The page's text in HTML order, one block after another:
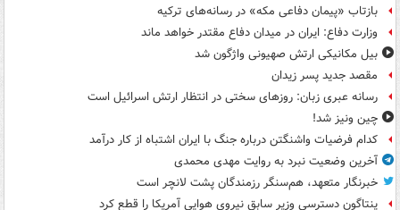
بازتاب «پیمان دفاعی مکه» در رسانه‌های ترکیه
وزارت دفاع: ایران در میدان دفاع مقتدر خواهد ماند
بیل مکانیکی ارتش صهیونی واژگون شد
مقصد جدید پسر زیدان
رسانه عبری زبان: روزهای سختی در انتظار ارتش اسرائیل است
چین ونیز شد!
کدام فرضیات واشنگتن درباره جنگ با ایران اشتباه از کار درآمد
آخرین وضعیت نبرد به روایت مهدی محمدی
خبرنگار متعهد، هم‌سنگر رزمندگان پشت لانچر است
پنتاگون دسترسی وزیر سابق نیروی هوایی آمریکا را قطع کرد